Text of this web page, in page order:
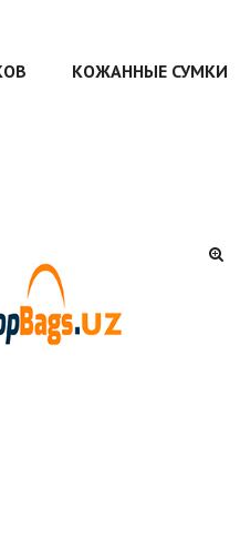
КОЖАННЫЕ СУМКИ